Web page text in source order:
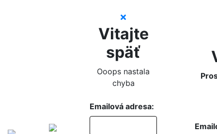
Vitajte
späť
Ooops nastala
chyba
Emailová adresa: